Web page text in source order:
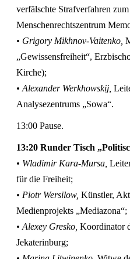
verfälschte Strafverfahren
Menschenrechtszentrum
• Grigory Mikhnov-Vaitenko,
„Gewissensfreiheit“,
Kirche);
• Alexander Werkhowskij,
Analysezentrums „Sowa“.
13:00 Pause.
13:20 Runder Tisch
• Wladimir Kara-Mursa,
für die Freiheit;
• Piotr Wersilow, Künstler,
Medienprojekts „Mediazona“;
• Alexey Gresko, Koordinator
Jekaterinburg;